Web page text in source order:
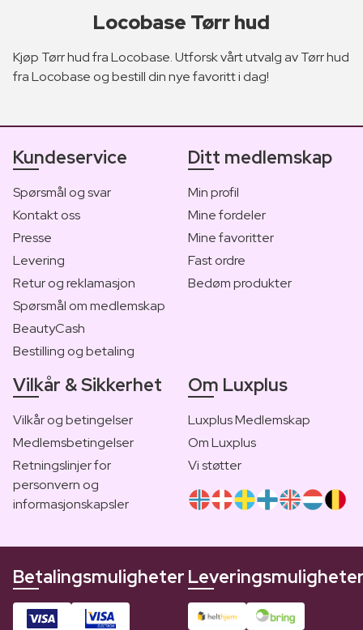
Locobase Tørr hud
Kjøp Tørr hud fra Locobase. Utforsk vårt utvalg av Tørr hud
fra Locobase og bestill din nye favoritt i dag!
Kundeservice
Spørsmål og svar
Kontakt oss
Presse
Levering
Retur og reklamasjon
Spørsmål om medlemskap
BeautyCash
Bestilling og betaling
Ditt medlemskap
Min profil
Mine fordeler
Mine favoritter
Fast ordre
Bedøm produkter
Vilkår & Sikkerhet
Vilkår og betingelser
Medlemsbetingelser
Retningslinjer for
personvern og
informasjonskapsler
Om Luxplus
Luxplus Medlemskap
Om Luxplus
Vi støtter
Betalingsmuligheter